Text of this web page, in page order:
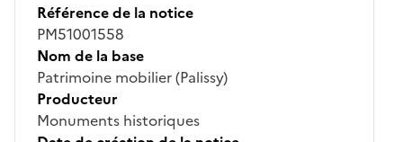
Référence de la notice
PM51001558
Nom de la base
Patrimoine mobilier (Palissy)
Producteur
Monuments historiques